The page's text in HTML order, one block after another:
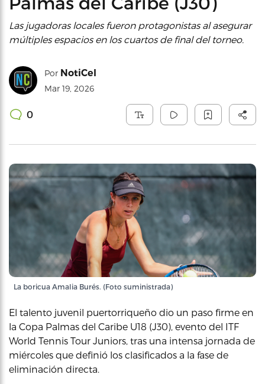
Las jugadoras locales fueron protagonistas al asegurar
múltiples espacios en los cuartos de final del torneo.
Por NotiCel
Mar 19, 2026
0
La boricua Amalia Burés. (Foto suministrada)
El talento juvenil puertorriqueño dio un paso firme en
la Copa Palmas del Caribe U18 (J30), evento del ITF
World Tennis Tour Juniors, tras una intensa jornada de
miércoles que definió los clasificados a la fase de
eliminación directa.